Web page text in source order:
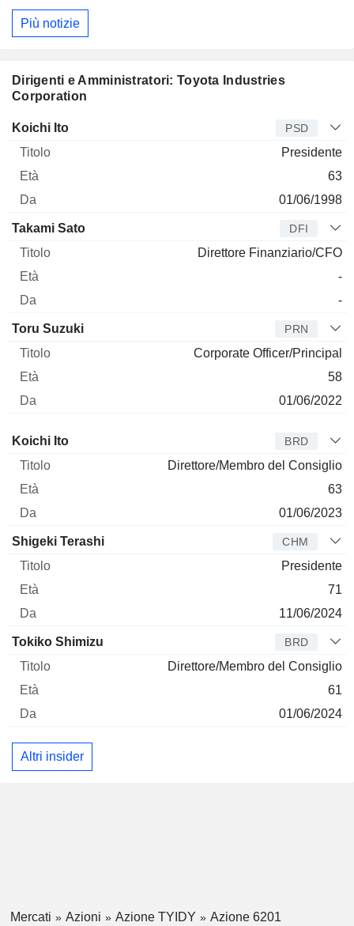
Più notizie
Dirigenti e Amministratori: Toyota Industries
Corporation
Manager
Koichi Ito PSD
Presidente
63
01/06/1998
Takami Sato DFI
Direttore Finanziario/CFO
-
-
Toru Suzuki PRN
Corporate Officer/Principal
58
01/06/2022
Amministratore
Koichi Ito BRD
Direttore/Membro del Consiglio
63
01/06/2023
Shigeki Terashi CHM
Presidente
71
11/06/2024
Tokiko Shimizu BRD
Direttore/Membro del Consiglio
61
01/06/2024
Altri insider
Mercati Azioni Azione TYIDY Azione 6201